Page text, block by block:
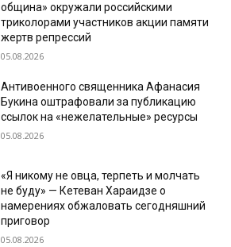
община» окружали российскими
триколорами участников акции памяти
жертв репрессий
05.08.2026
Антивоенного священника Афанасия
Букина оштрафовали за публикацию
ссылок на «нежелательные» ресурсы
05.08.2026
«Я никому не овца, терпеть и молчать
не буду» — Кетеван Хараидзе о
намерениях обжаловать сегодняшний
приговор
05.08.2026